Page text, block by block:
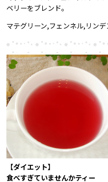
ベリーをブレンド。
マテグリーン,フェンネル,リン
【ダイエット】
食べすぎていませんかティー